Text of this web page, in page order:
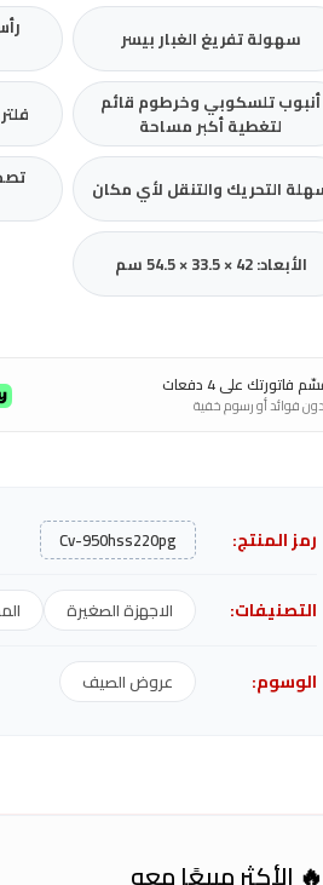
سهولة تفريغ الغبار بيسر
أنبوب تلسكوبي وخرطوم قائم
لتغطية أكبر مساحة
التحريك والتنقل لأي مكان
الأبعاد: 42 × 33.5 × 54.5 سم
فاتورتك على 4 دفعات
فوائد أو رسوم خفية
رمز المنتج: Cv-950hss220pg
التصنيفات: الاجهزة الصغيرة
الوسوم: عروض الصيف
🔥 الأكثر مبيعًا معه